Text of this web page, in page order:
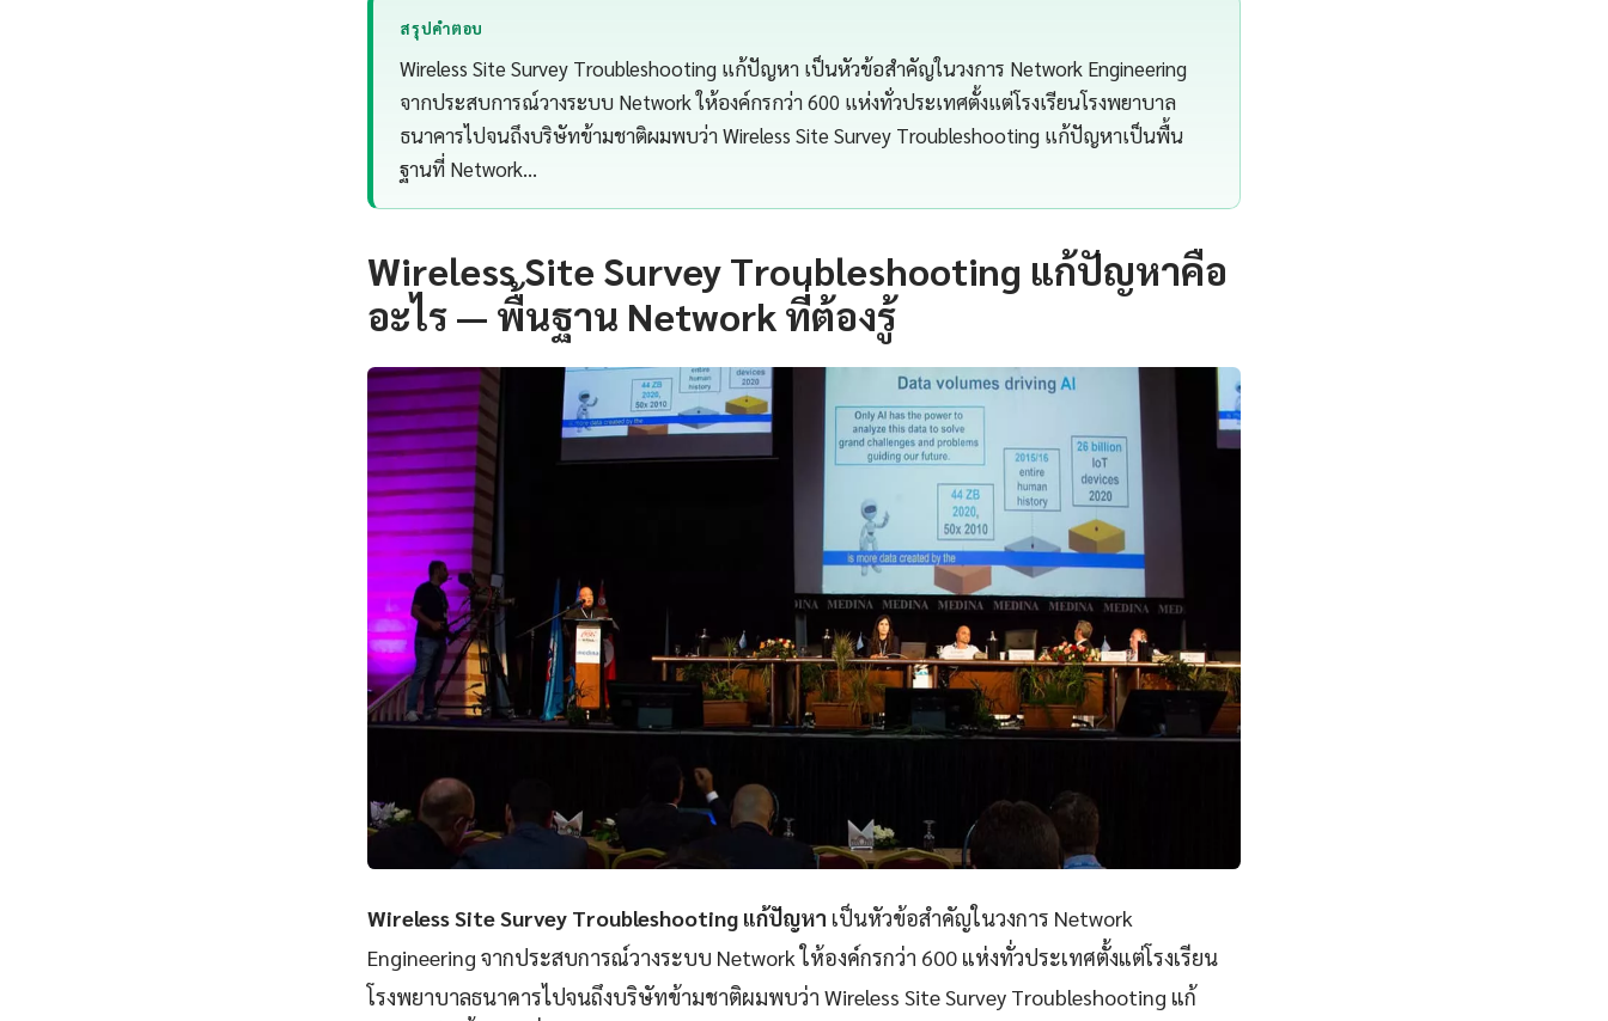
สรุปคำตอบ
Wireless Site Survey Troubleshooting แก้ปัญหา เป็นหัวข้อสำคัญในวงการ Network Engineering
จากประสบการณ์วางระบบ Network ให้องค์กรกว่า 600 แห่งทั่วประเทศตั้งแต่โรงเรียนโรงพยาบาล
ธนาคารไปจนถึงบริษัทข้ามชาติผมพบว่า Wireless Site Survey Troubleshooting แก้ปัญหาเป็นพื้น
ฐานที่ Network…
Wireless Site Survey Troubleshooting แก้ปัญหาคือ
อะไร — พื้นฐาน Network ที่ต้องรู้
Wireless Site Survey Troubleshooting แก้ปัญหา เป็นหัวข้อสำคัญในวงการ Network
Engineering จากประสบการณ์วางระบบ Network ให้องค์กรกว่า 600 แห่งทั่วประเทศตั้งแต่โรงเรียน
โรงพยาบาลธนาคารไปจนถึงบริษัทข้ามชาติผมพบว่า Wireless Site Survey Troubleshooting แก้